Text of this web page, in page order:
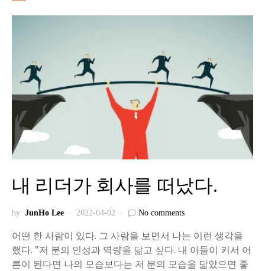
내 리더가 회사를 떠났다.
by JunHo Lee 2022-04-02 No comments
어떤 한 사람이 있다. 그 사람을 보면서 나는 이런 생각을
했다. "저 분의 인성과 역량을 닮고 싶다. 내 아들이 커서 어
른이 된다면 나의 모습보다는 저 분의 모습을 닮았으면 좋